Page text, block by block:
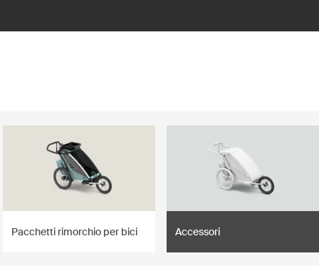
Pacchetti rimorchio per bici Accessori